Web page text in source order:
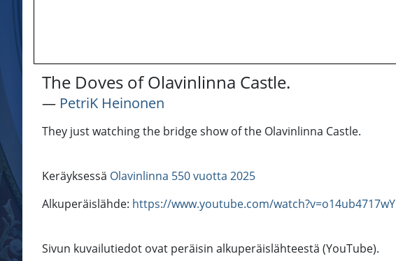
The Doves of Olavinlinna Castle.
― PetriK Heinonen
They just watching the bridge show of the Olavinlinna Castle.
Keräyksessä Olavinlinna 550 vuotta 2025
Alkuperäislähde: https://www.youtube.com/watch?v=o14ub4717wY
Sivun kuvailutiedot ovat peräisin alkuperäislähteestä (YouTube).